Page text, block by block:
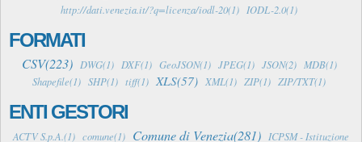
http://dati.venezia.it/?q=licenza/iodl-20(1)
IODL-2.0(1)
FORMATI
CSV(223) DWG(1) DXF(1) GeoJSON(1) JPEG(1) JSON(2)
MDB(1)
Shapefile(1) SHP(1) tiff(1) XLS(57) XML(1) ZIP(1) ZIP/TXT(1)
ENTI GESTORI
ACTV S.p.A.(1) comune(1) Comune di Venezia(281)
ICPSM - Istituzione